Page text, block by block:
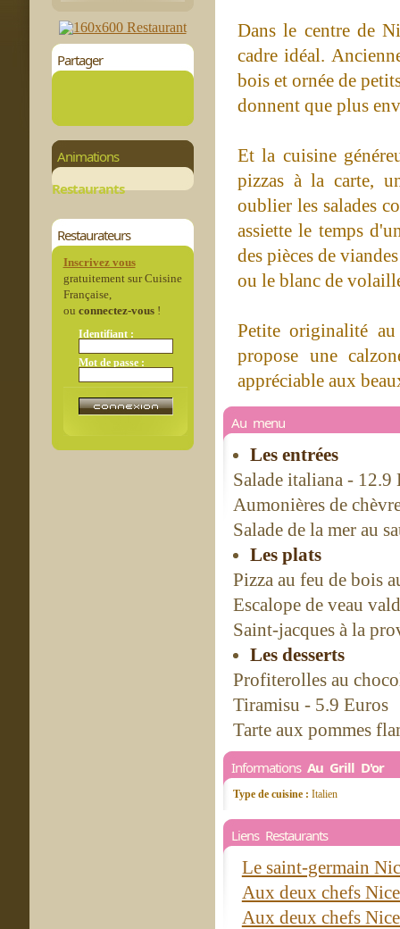
Partager
Animations
Restaurants
Restaurateurs
Inscrivez vous
gratuitement sur Cuisine
Française,
ou connectez-vous!
Identifiant :
Mot de passe :
Dans le centre de
cadre idéal.
bois et ornée de
donnent que plus
Et la cuisine
pizzas à la carte,
oublier les salades
assiette le temps
des pièces de
ou le blanc de
Petite originalité
propose une
appréciable aux
Au menu
Les entrées
Salade italiana - 12.9
Aumonières de
Salade de la mer au
Les plats
Pizza au feu de bois
Escalope de veau
Saint-jacques à la
Les desserts
Profiterolles au
Tiramisu - 5.9 Euros
Tarte aux pommes
Informations Au Grill D'or
Type de cuisine : Italien
Liens Restaurants
Le saint-germain
Aux deux chefs
Aux deux chefs